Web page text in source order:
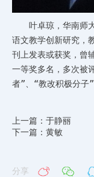
叶卓琼，华南师
语文教学创新研究，
刊上发表或获奖，曾
一等奖多名，多次被
者”、“教改积极分子”
上一篇：于静丽
下一篇：黄敏
分享